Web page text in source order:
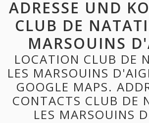
ADRESSE UND
CLUB DE
MARSOUINS
LOCATION CLUB DE
LES MARSOUINS
GOOGLE MAPS.
CONTACTS CLUB DE
LES MARSOUINS